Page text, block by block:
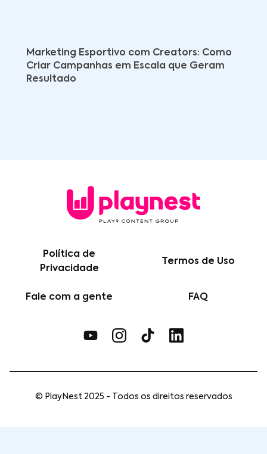
Marketing Esportivo com Creators: Como
Criar Campanhas em Escala que Geram
Resultado
Política de
Privacidade
Termos de Uso
Fale com a gente FAQ
© PlayNest 2025 - Todos os direitos reservados